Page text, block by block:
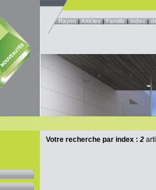
Rayon|Articles|Famille|index|
Votre recherche par index : 2